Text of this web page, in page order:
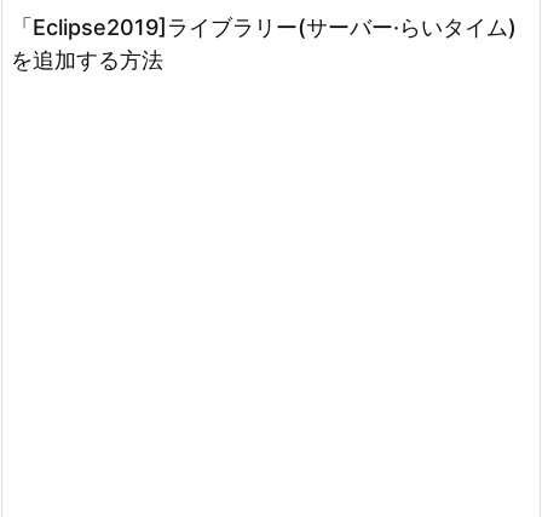
検索
「Eclipse2019]ライブラリー(サーバー·らいタイム)
を追加する方法